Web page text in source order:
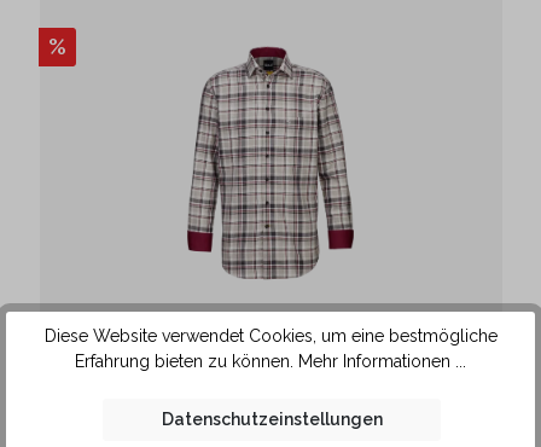
%
Diese Website verwendet Cookies, um eine bestmögliche
Erfahrung bieten zu können. Mehr Informationen ...
Datenschutzeinstellungen